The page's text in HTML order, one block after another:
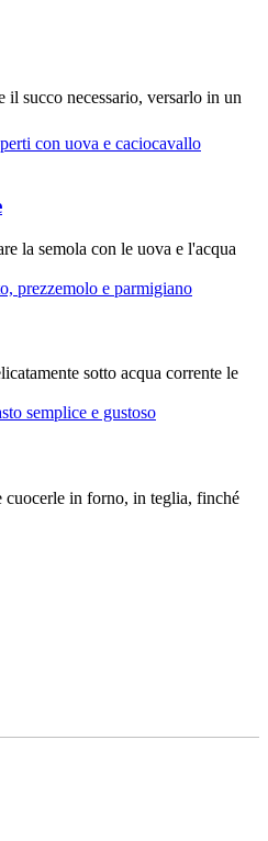
il succo necessario, versarlo in un
la semola con le uova e l'acqua
sotto acqua corrente le
cuocerle in forno, in teglia, finché